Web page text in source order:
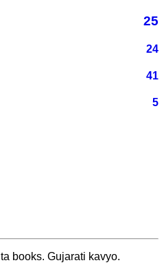
25
24
41
5
books. Gujarati kavyo.